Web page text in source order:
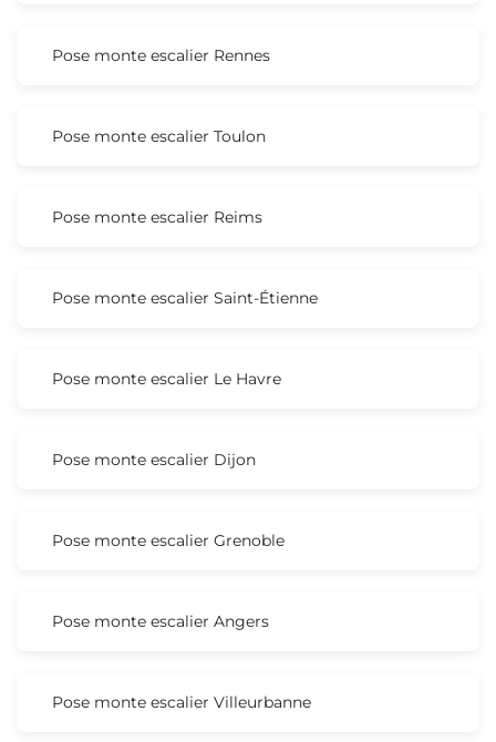
Pose monte escalier Rennes
Pose monte escalier Toulon
Pose monte escalier Reims
Pose monte escalier Saint-Étienne
Pose monte escalier Le Havre
Pose monte escalier Dijon
Pose monte escalier Grenoble
Pose monte escalier Angers
Pose monte escalier Villeurbanne